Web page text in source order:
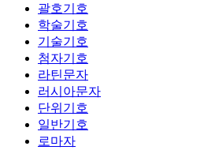
괄호기호
학술기호
기술기호
첨자기호
라틴문자
러시아문자
단위기호
일반기호
로마자